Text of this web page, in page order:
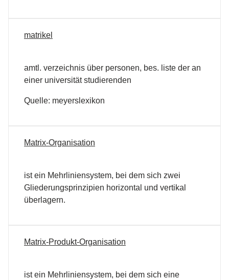
matrikel
amtl. verzeichnis über personen, bes. liste der an
einer universität studierenden
Quelle: meyerslexikon
Matrix-Organisation
ist ein Mehrliniensystem, bei dem sich zwei
Gliederungsprinzipien horizontal und vertikal
überlagern.
Matrix-Produkt-Organisation
ist ein Mehrliniensystem, bei dem sich eine